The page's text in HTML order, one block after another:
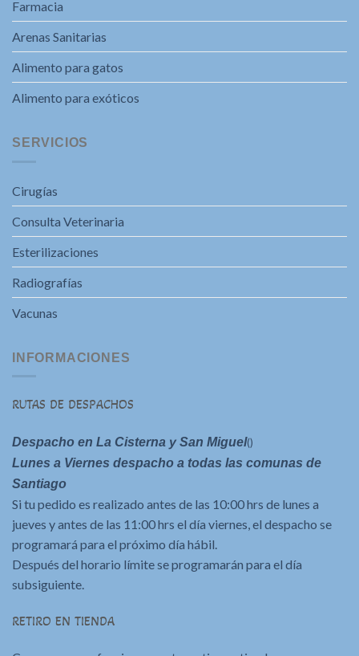
Farmacia
Arenas Sanitarias
Alimento para gatos
Alimento para exóticos
SERVICIOS
Cirugías
Consulta Veterinaria
Esterilizaciones
Radiografías
Vacunas
INFORMACIONES
RUTAS DE DESPACHOS
Despacho en La Cisterna y San Miguel()
Lunes a Viernes despacho a todas las comunas de
Santiago
Si tu pedido es realizado antes de las 10:00 hrs de lunes a
jueves y antes de las 11:00 hrs el día viernes, el despacho se
programará para el próximo día hábil.
Después del horario límite se programarán para el día
subsiguiente.
RETIRO EN TIENDA